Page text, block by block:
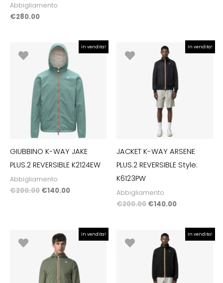
Abbigliamento
€280.00
In vendita!
GIUBBINO K-WAY JAKE
PLUS.2 REVERSIBLE K2124EW
Abbigliamento
€200.00
prezzo
originale
era:
€200.00.
€140.00
prezzo
è:
€140.00.
In vendita!
JACKET K-WAY ARSENE
PLUS.2 REVERSIBLE Style:
K6123PW
Abbigliamento
€200.00
prezzo
originale
era:
€200.00.
€140.00
prezzo
attuale
è:
€140.00.
In vendita!
prezzo
originale
era:
€180.00.
prezzo
è:
€126.00.
In vendita!
prezzo
originale
era:
€170.00.
prezzo
attuale
è:
€119.00.